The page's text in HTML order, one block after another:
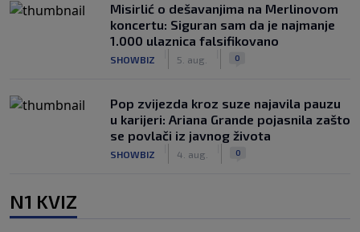
Misirlić o dešavanjima na Merlinovom
koncertu: Siguran sam da je najmanje
1.000 ulaznica falsifikovano
SHOWBIZ 5. aug. 0
Pop zvijezda kroz suze najavila pauzu
u karijeri: Ariana Grande pojasnila zašto
se povlači iz javnog života
SHOWBIZ 4. aug. 0
N1 KVIZ